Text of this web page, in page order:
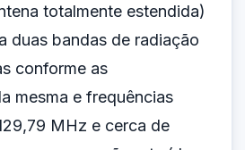
totalmente estendida)
duas bandas de radiação
conforme as
mesma e frequências
MHz e cerca de